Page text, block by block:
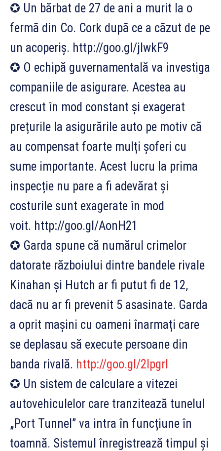
✪ Un bărbat de 27 de ani a murit la o
fermă din Co. Cork după ce a căzut de pe
un acoperiș. http://goo.gl/jIwkF9
✪ O echipă guvernamentală va investiga
companiile de asigurare. Acestea au
crescut în mod constant și exagerat
prețurile la asigurările auto pe motiv că
au compensat foarte mulți șoferi cu
sume importante. Acest lucru la prima
inspecție nu pare a fi adevărat și
costurile sunt exagerate în mod
voit. http://goo.gl/AonH21
✪ Garda spune că numărul crimelor
datorate războiului dintre bandele rivale
Kinahan și Hutch ar fi putut fi de 12,
dacă nu ar fi prevenit 5 asasinate. Garda
a oprit mașini cu oameni înarmați care
se deplasau să execute persoane din
banda rivală. http://goo.gl/2Ipgrl
✪ Un sistem de calculare a vitezei
autovehiculelor care tranzitează tunelul
„Port Tunnel” va intra în funcțiune în
toamnă. Sistemul înregistrează timpul și